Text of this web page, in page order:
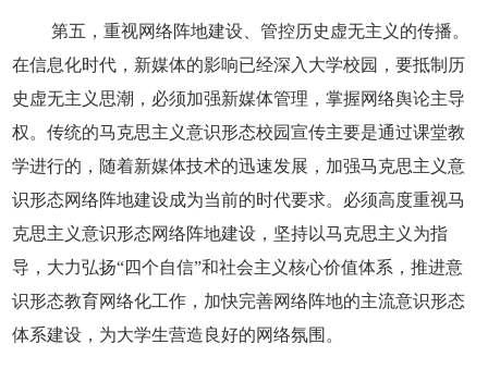
第五，重视网络阵地建设、管控历史虚无主义的传播。
在信息化时代，新媒体的影响已经深入大学校园，要抵制历
史虚无主义思潮，必须加强新媒体管理，掌握网络舆论主导
权。传统的马克思主义意识形态校园宣传主要是通过课堂教
学进行的，随着新媒体技术的迅速发展，加强马克思主义意
识形态网络阵地建设成为当前的时代要求。必须高度重视马
克思主义意识形态网络阵地建设，坚持以马克思主义为指
导，大力弘扬“四个自信”和社会主义核心价值体系，推进意
识形态教育网络化工作，加快完善网络阵地的主流意识形态
体系建设，为大学生营造良好的网络氛围。